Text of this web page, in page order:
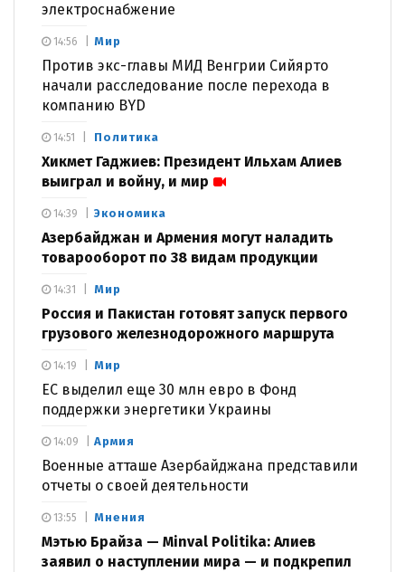
электроснабжение
Мир
Против экс-главы МИД Венгрии Сийярто
начали расследование после перехода в
компанию BYD
14:56
Политика
Хикмет Гаджиев: Президент Ильхам Алиев
выиграл и войну, и мир
14:51
Экономика
Азербайджан и Армения могут наладить
товарооборот по 38 видам продукции
14:39
Мир
Россия и Пакистан готовят запуск первого
грузового железнодорожного маршрута
14:31
Мир
ЕС выделил еще 30 млн евро в Фонд
поддержки энергетики Украины
14:19
Армия
Военные атташе Азербайджана представили
отчеты о своей деятельности
14:09
Мнения
Мэтью Брайза — Minval Politika: Алиев
заявил о наступлении мира — и подкрепил
13:55